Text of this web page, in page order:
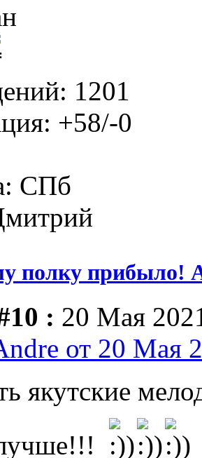
1201
+58/-0
СПб
полку прибыло!
: 20 Мая
от 20 Мая
якутские